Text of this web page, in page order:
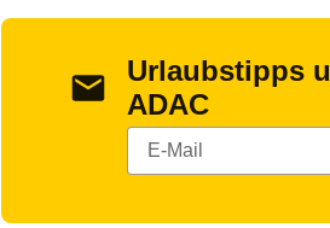
Urlaubstipps
ADAC